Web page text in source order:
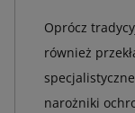
Oprócz
również
narożniki